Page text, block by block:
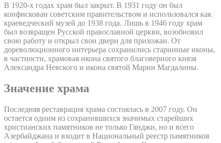
В 1920-х годах храм был закрыт. В 1931 году он был
конфискован советским правительством и использовался как
краеведческий музей до 1938 года. Лишь в 1946 году храм
был возвращен Русской православной церкви, возобновил
свою работу и открыл свои двери для прихожан. От
дореволюционного интерьера сохранились старинные иконы,
в частности, храмовая икона святого благоверного князя
Александра Невского и икона святой Марии Магдалины.
Значение храма
Последняя реставрация храма состоялась в 2007 году. Он
остается одним из сохранившихся значимых старейших
христианских памятников не только Гянджи, но и всего
Азербайджана и входит в Национальный реестр памятников